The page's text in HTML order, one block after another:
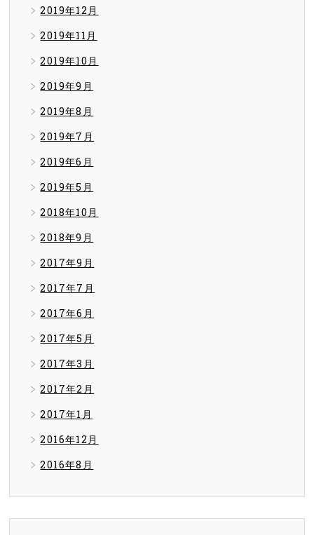
2019年12月
2019年11月
2019年10月
2019年9月
2019年8月
2019年7月
2019年6月
2019年5月
2018年10月
2018年9月
2017年9月
2017年7月
2017年6月
2017年5月
2017年3月
2017年2月
2017年1月
2016年12月
2016年8月